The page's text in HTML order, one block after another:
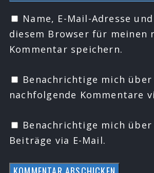
Name, E-Mail-Adresse
diesem Browser für meinen
Kommentar speichern.
Benachrichtige mich über
nachfolgende Kommentare
Benachrichtige mich über
Beiträge via E-Mail.